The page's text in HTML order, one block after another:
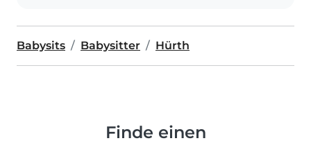
Babysits Babysitter Hürth
Finde einen